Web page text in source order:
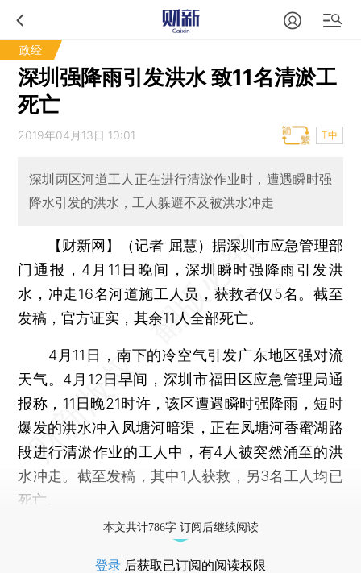
政经
深圳强降雨引发洪水 致11名清淤工
死亡
2019年04月13日 10:01 T中
深圳两区河道工人正在进行清淤作业时，遭遇瞬时强
降水引发的洪水，工人躲避不及被洪水冲走
【财新网】（记者 屈慧） 据深圳市应急管理部
门通报，4月11日晚间，深圳瞬时强降雨引发洪
水，冲走16名河道施工人员，获救者仅5名。截至
发稿，官方证实，其余11人全部死亡。
4月11日，南下的冷空气引发广东地区强对流
天气。4月12日早间，深圳市福田区应急管理局通
报称，11日晚21时许，该区遭遇瞬时强降雨，短时
爆发的洪水冲入凤塘河暗渠，正在凤塘河香蜜湖路
段进行清淤作业的工人中，有4人被突然涌至的洪
水冲走。截至发稿，其中1人获救，另3名工人均已
死亡。
本文共计786字 订阅后继续阅读
登录 后获取已订阅的阅读权限